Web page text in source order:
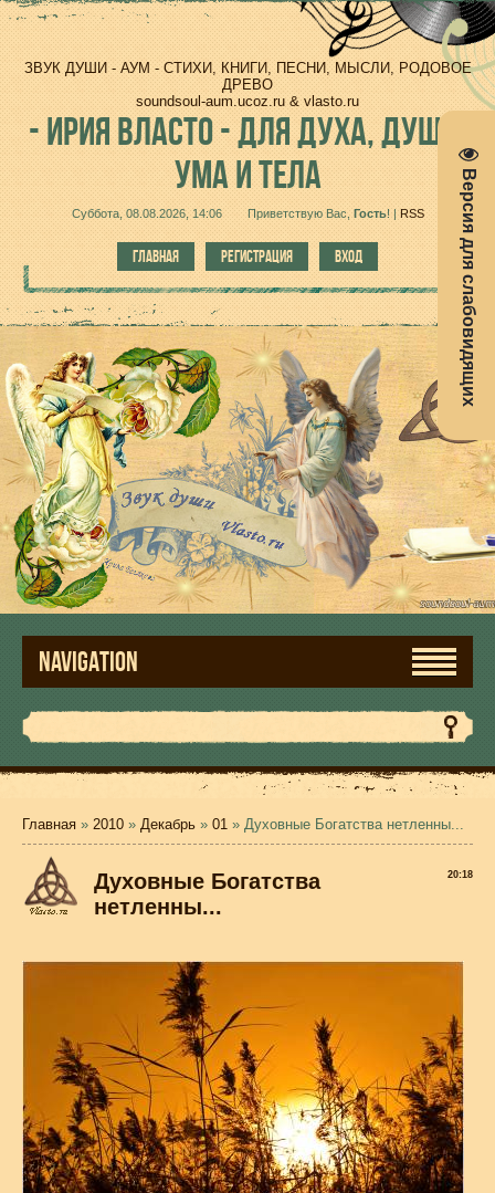
Версия для слабовидящих
ЗВУК ДУШИ - АУМ - СТИХИ, КНИГИ, ПЕСНИ, МЫСЛИ, РОДОВОЕ
ДРЕВО
soundsoul-aum.ucoz.ru & vlasto.ru
-ИРИЯ ВЛАСТО - ДЛЯ ДУХА, ДУШИ,
УМА И ТЕЛА
Суббота, 08.08.2026, 14:06 Приветствую Вас Гость!| RSS
ГЛАВНАЯ РЕГИСТРАЦИЯ ВХОД
NAVIGATION
Главная » 2010 » Декабрь » 01 » Духовные Богатства нетленны...
20:18
Духовные Богатства
нетленны...